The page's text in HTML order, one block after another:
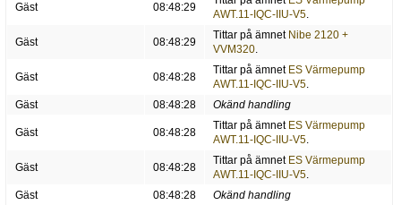
Gäst 08:48:29
AWT.11-IQC-IIU-V5.
Gäst 08:48:29
Tittar på ämnet Nibe 2120 +
VVM320.
Gäst 08:48:28
Tittar på ämnet ES Värmepump
AWT.11-IQC-IIU-V5.
Gäst
08:48:28 Okänd handling
Gäst 08:48:28
Tittar på ämnet ES Värmepump
AWT.11-IQC-IIU-V5.
Gäst 08:48:28
Tittar på ämnet ES Värmepump
AWT.11-IQC-IIU-V5.
Gäst
08:48:28 Okänd handling